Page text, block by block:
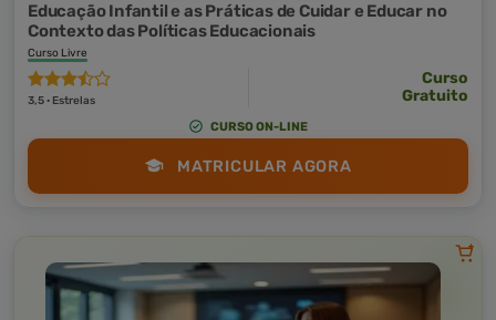
Educação Infantil e as Práticas de Cuidar e Educar no
Contexto das Políticas Educacionais
Curso Livre
3,5 · Estrelas
Curso
Gratuito
CURSO ON-LINE
MATRICULAR AGORA